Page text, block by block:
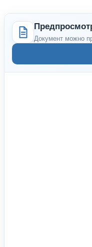
Документ можно